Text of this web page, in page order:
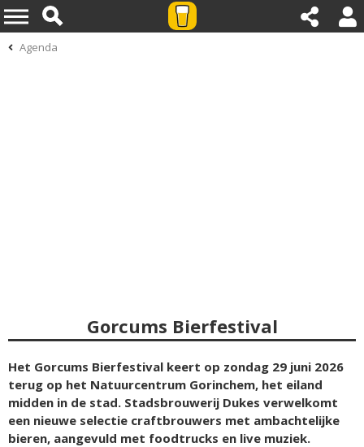
Agenda
Gorcums Bierfestival
Het Gorcums Bierfestival keert op zondag 29 juni 2026
terug op het Natuurcentrum Gorinchem, het eiland
midden in de stad. Stadsbrouwerij Dukes verwelkomt
een nieuwe selectie craftbrouwers met ambachtelijke
bieren, aangevuld met foodtrucks en live muziek.